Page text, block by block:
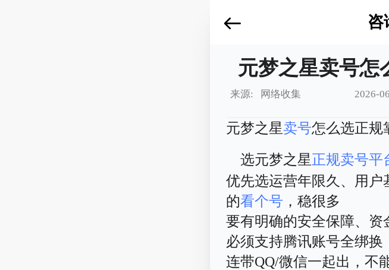
咨
元梦之星卖号怎
来源: 网络收集 2026-
元梦之星卖号怎么选正规
选元梦之星正规卖号平
优先选运营年限久、用户
的看个号 ，稳很多
要有明确的安全保障、资
必须支持腾讯账号全绑
连带QQ/微信一起出，不